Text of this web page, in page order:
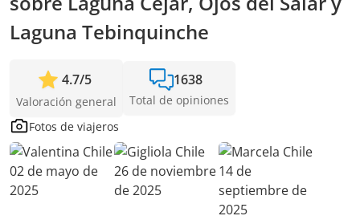
Laguna Tebinquinche
4.7/5
Valoración general
1638
Total de opiniones
Fotos de viajeros